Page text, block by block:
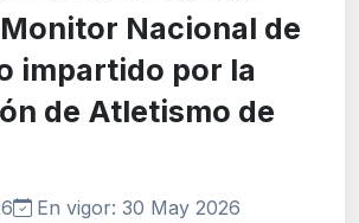
Nacional de
impartido por la
de Atletismo de
En vigor: 30 May 2026